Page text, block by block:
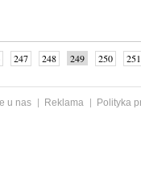
247 248 249 250
251
u nas Reklama
Polityka